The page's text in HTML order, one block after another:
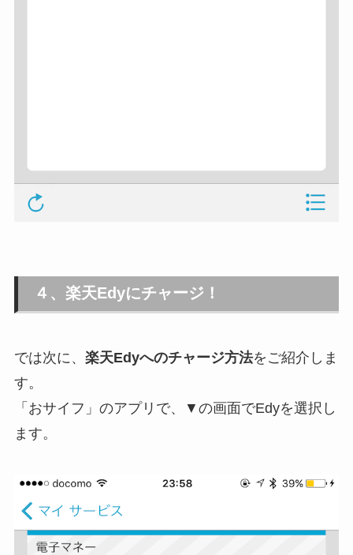
４、楽天Edyにチャージ！
では次に、 楽天Edyへのチャージ方法をご紹介しま
す。
「おサイフ」のアプリで、▼の画面でEdyを選択し
ます。